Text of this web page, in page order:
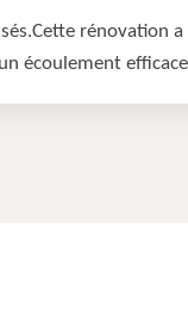
rénovation
écoulement